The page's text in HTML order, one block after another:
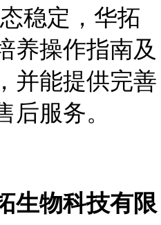
稳定，华拓
养操作指南及
并能提供完善
后服务。
生物科技有限